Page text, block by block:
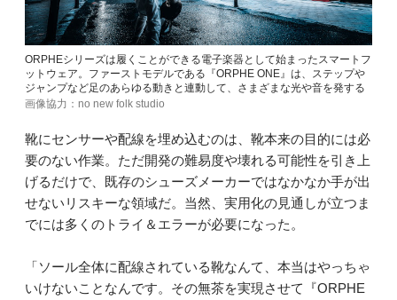
ORPHEシリーズは履くことができる電子楽器として始まったスマートフ
ットウェア。ファーストモデルである『ORPHE ONE』は、ステップや
ジャンプなど足のあらゆる動きと連動して、さまざまな光や音を発する
画像協力：no new folk studio
靴にセンサーや配線を埋め込むのは、靴本来の目的には必
要のない作業。ただ開発の難易度や壊れる可能性を引き上
げるだけで、既存のシューズメーカーではなかなか手が出
せないリスキーな領域だ。当然、実用化の見通しが立つま
でには多くのトライ＆エラーが必要になった。
「ソール全体に配線されている靴なんて、本当はやっちゃ
いけないことなんです。その無茶を実現させて『ORPHE